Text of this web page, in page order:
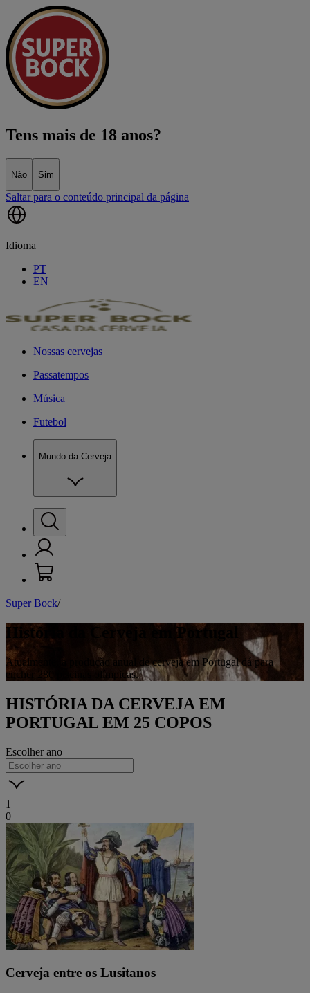
Tens mais de 18 anos?
Não Sim
Saltar para o conteúdo principal da página
Idioma
PT
EN
Nossas cervejas
Passatempos
Música
Futebol
Mundo da Cerveja
Super Bock/
História da Cerveja em Portugal
Atualmente, a produção anual de cerveja em Portugal dá para
encher 280 piscinas olímpicas.
HISTÓRIA DA CERVEJA EM
PORTUGAL EM 25 COPOS
Escolher ano
1
0
Cerveja entre os Lusitanos